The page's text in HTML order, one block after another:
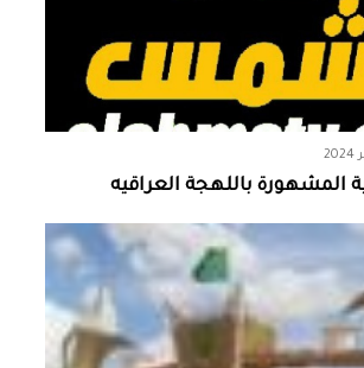
المشهورة باللهجة العراقيه